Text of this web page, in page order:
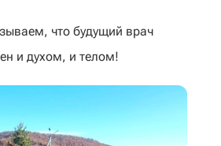
что будущий врач
и духом, и телом!